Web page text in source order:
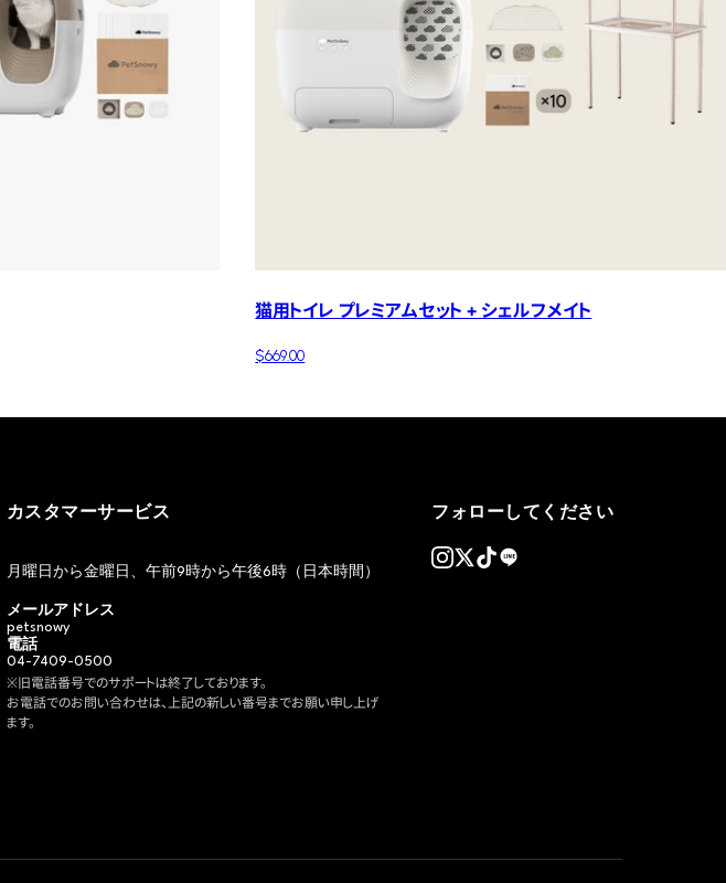
猫用トイレ プレミアムセット + シェルフメイト
$669.00
カスタマーサービス
月曜日から金曜日、午前9時から午後6時（日本時間）
メールアドレス
petsnowy
電話
04-7409-0500
※旧電話番号でのサポートは終了しております。
お電話でのお問い合わせは、上記の新しい番号までお願い申し上げ
ます。
フォローしてください